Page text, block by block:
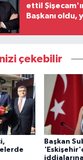
etti!
Başkanı oldu,
çekebilir
Başkan